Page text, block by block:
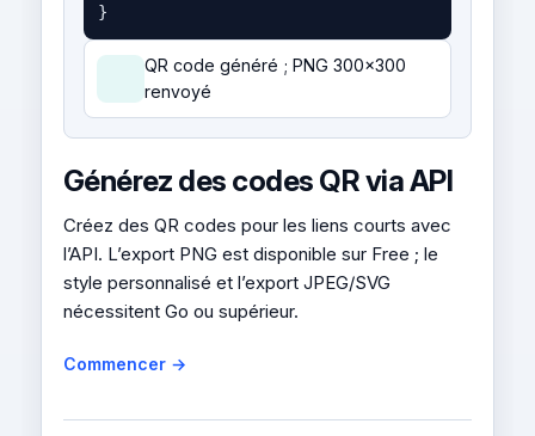
}
QR code généré ; PNG 300x300
renvoyé
Générez des codes QR via API
Créez des QR codes pour les liens courts avec
l’API. L’export PNG est disponible sur Free ; le
style personnalisé et l’export JPEG/SVG
nécessitent Go ou supérieur.
Commencer →